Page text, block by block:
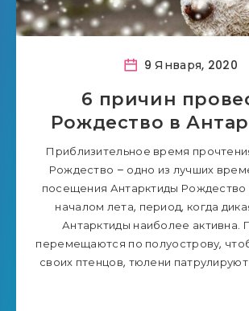
9 Января, 2020
6 причин
Рождество в
Приблизительное время
Рождество – одно из лучших
посещения Антарктиды Рождество
началом лета, период, когда
Антарктиды наиболее активна.
перемещаются по полуострову,
своих птенцов, тюлени